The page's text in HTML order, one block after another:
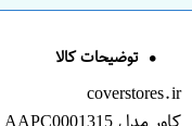
توضیحات کالا
coverstores.ir